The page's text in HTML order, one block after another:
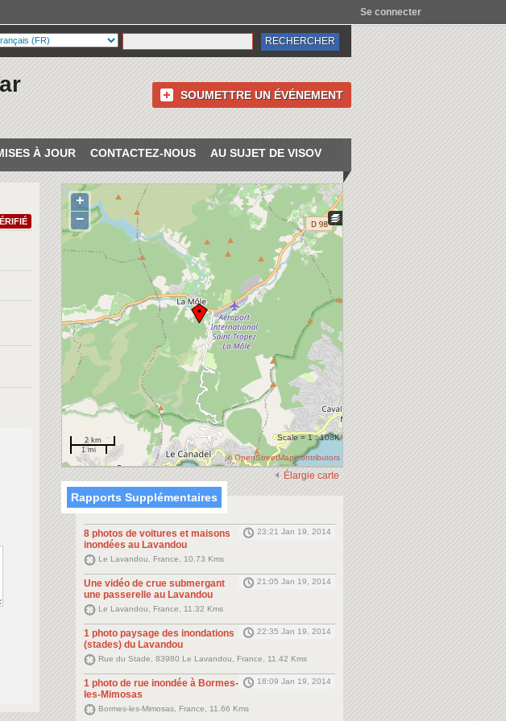
Se connecter
SOUMETTRE UN ÉVÉNEMENT
À JOUR CONTACTEZ-NOUS AU SUJET DE VISOV
+
−
2 km
1 mi
Scale = 1 : 108K
©OpenStreetMap contributors
Élargie carte
Rapports Supplémentaires
8 photos de voitures et maisons
inondées au Lavandou
23:21 Jan 19, 2014
Le Lavandou, France, 10.73 Kms
Une vidéo de crue submergant
une passerelle au Lavandou
21:05 Jan 19, 2014
Le Lavandou, France, 11.32 Kms
1 photo paysage des inondations
(stades) du Lavandou
22:35 Jan 19, 2014
Rue du Stade, 83980 Le Lavandou, France, 11.42 Kms
1 photo de rue inondée à Bormes-
les-Mimosas
18:09 Jan 19, 2014
Bormes-les-Mimosas, France, 11.66 Kms